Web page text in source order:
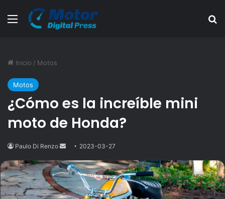
Menú
Inicio / Motos
Motos
¿Cómo es la increíble mini
moto de Honda?
Paulo Di Renzo
Send
email
2023-03-27